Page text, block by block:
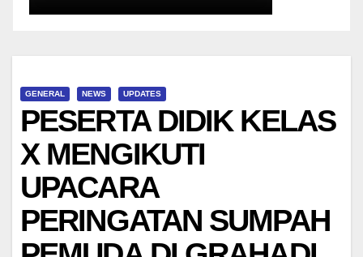
GENERAL NEWS UPDATES
PESERTA DIDIK KELAS
X MENGIKUTI
UPACARA
PERINGATAN SUMPAH